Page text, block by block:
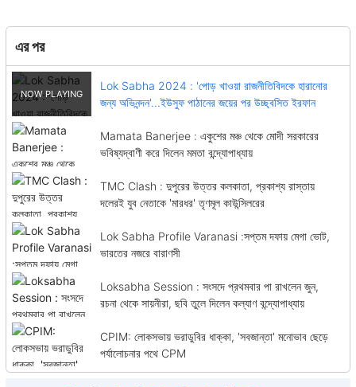
এর পর
Lok Sabha 2024 : 'পোড় খাওয়া রাজনীতিবিদকে হারানোর
জন্য অভিনন্দন'...ইউসুফ পাঠানের জয়ের পর উচ্ছ্বসিত ইরফান
Mamata Banerjee : একুশের মঞ্চ থেকে মোদী সরকারের
ভবিষ্যদ্বাণী করে দিলেন মমতা বন্দ্যোপাধ্যায়
TMC Clash : দুপুরের উত্তর কলকাতা, প্রকাশ্য রাস্তায়
দলেরই যুব নেতাকে 'মারধর' তৃণমূল কাউন্সিলরের
Lok Sabha Profile Varanasi :সপ্তম দফায় মেগা ভোট,
ভারতের নজরে বারাণসী
Loksabha Session : সংসদে প্রথমবার পা রাখলেন জুন,
রচনা থেকে সায়নীরা, ছবি তুলে দিলেন কল্যাণ বন্দ্যোপাধ্যায়
CPIM: লোকসভায় ভরাডুবির ধাক্কা, 'সবজান্তা' মনোভাব ছেড়ে
পর্যালোচনার পথে CPM